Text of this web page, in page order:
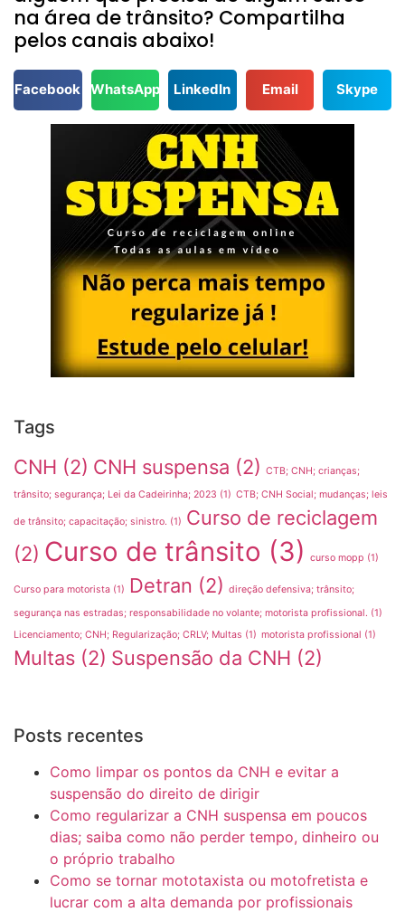
na área de trânsito? Compartilha
pelos canais abaixo!
Facebook WhatsApp LinkedIn Email Skype
Tags
CNH (2) CNH suspensa (2) CTB; CNH; crianças;
trânsito; segurança; Lei da Cadeirinha; 2023 (1) CTB; CNH Social; mudanças; leis
de trânsito; capacitação; sinistro. (1) Curso de reciclagem
(2) Curso de trânsito (3) curso mopp (1)
Curso para motorista (1) Detran (2) direção defensiva; trânsito;
segurança nas estradas; responsabilidade no volante; motorista profissional. (1)
Licenciamento; CNH; Regularização; CRLV; Multas (1) motorista profissional (1)
Multas (2) Suspensão da CNH (2)
Posts recentes
Como limpar os pontos da CNH e evitar a
suspensão do direito de dirigir
Como regularizar a CNH suspensa em poucos
dias; saiba como não perder tempo, dinheiro ou
o próprio trabalho
Como se tornar mototaxista ou motofretista e
lucrar com a alta demanda por profissionais